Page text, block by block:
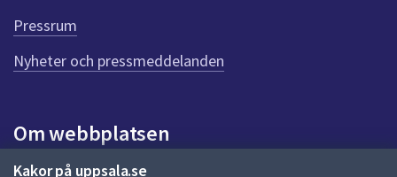
Kakor på uppsala.se
e
n
n
a
d
a
Pressrum
Nyheter och pressmeddelanden
Om webbplatsen
Om webbplatsen